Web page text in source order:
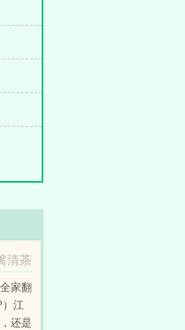
清茶
家翻
）江
还是